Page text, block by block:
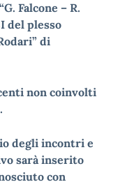
Falcone – R.
del plesso
di
non coinvolti
degli incontri e
sarà inserito
con